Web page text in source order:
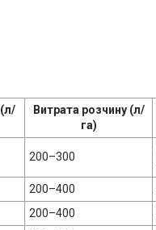
Витрата розчину (л/
га)
200–300
200–400
200–400